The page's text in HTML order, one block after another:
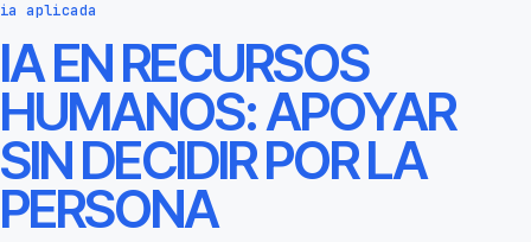
ia aplicada
IA EN RECURSOS
HUMANOS: APOYAR
SIN DECIDIR POR LA
PERSONA